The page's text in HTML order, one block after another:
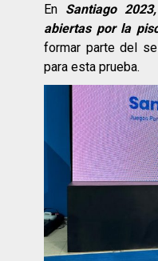
En Santiago
abiertas por la
formar parte del
para esta prueba.